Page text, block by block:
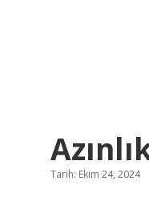
Tarih: Ekim 24, 2024